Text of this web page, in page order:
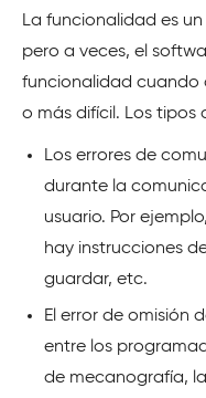
La funcionalidad es
pero a veces, el
funcionalidad cuando
o más difícil. Los tipos
Los errores de
durante la
usuario. Por
hay instrucciones
guardar, etc.
El error de omisión
entre los
de mecanografía,